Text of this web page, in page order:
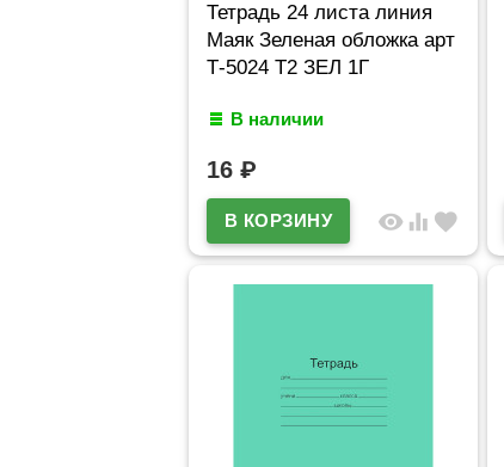
Тетрадь 24 листа линия
Маяк Зеленая обложка арт
Т-5024 Т2 ЗЕЛ 1Г
В наличии
16 ₽
visibility equalizer favorite